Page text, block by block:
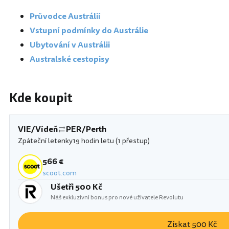
Průvodce Austrálií
Vstupní podmínky do Austrálie
Ubytování v Austrálii
Australské cestopisy
Kde koupit
VIE/Vídeň PER/Perth
Zpáteční letenky19 hodin letu (1 přestup)
566 €
scoot.com
Ušetři 500 Kč
Náš exkluzivní bonus pro nové uživatele Revolutu
Získat 500 Kč